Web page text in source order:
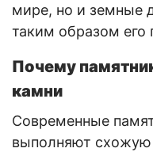
мире, но и земные
таким образом его
Почему
камни
Современные
выполняют